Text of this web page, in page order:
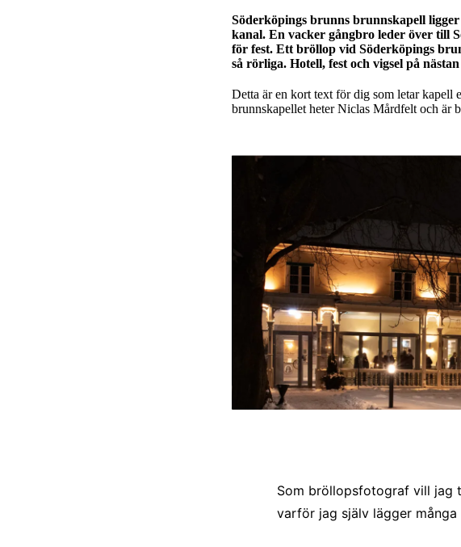
Söderköpings brunns brunnskapell
kanal. En vacker gångbro leder över till
för fest. Ett bröllop vid Söderköpings
så rörliga. Hotell, fest och vigsel på
Detta är en kort text för dig som letar
brunnskapellet heter Niclas Mårdfelt och är
Som bröllopsfotograf vill jag
varför jag själv lägger